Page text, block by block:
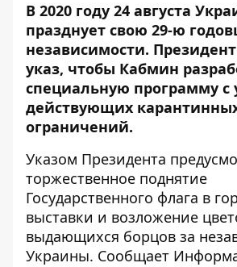
В 2020 году 24 августа
празднует свою 29-ю
независимости.
указ, чтобы Кабмин
специальную программу с
действующих
ограничений.
Указом Президента
торжественное поднятие
Государственного флага в
выставки и возложение
выдающихся борцов за
Украины. Сообщает